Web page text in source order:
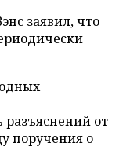
заявил, что
разъяснений от
поручения о